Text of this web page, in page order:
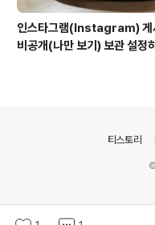
인스타그램(Instagram) 게
비공개(나만 보기) 보관 설정
티스토리